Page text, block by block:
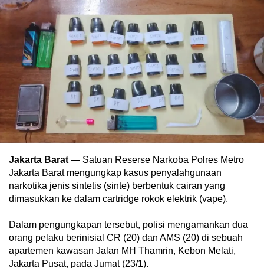
Jakarta Barat — Satuan Reserse Narkoba Polres Metro
Jakarta Barat mengungkap kasus penyalahgunaan
narkotika jenis sintetis (sinte) berbentuk cairan yang
dimasukkan ke dalam cartridge rokok elektrik (vape).
Dalam pengungkapan tersebut, polisi mengamankan dua
orang pelaku berinisial CR (20) dan AMS (20) di sebuah
apartemen kawasan Jalan MH Thamrin, Kebon Melati,
Jakarta Pusat, pada Jumat (23/1).